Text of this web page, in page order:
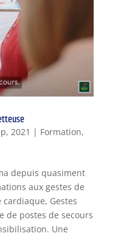
2021 | Formation,
depuis quasiment
aux gestes de
cardiaque, Gestes
de postes de secours
Une